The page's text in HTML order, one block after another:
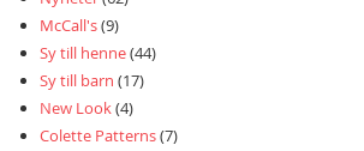
McCall's(9)
Sy till henne(44)
Sy till barn (17)
New Look(4)
Colette Patterns(7)